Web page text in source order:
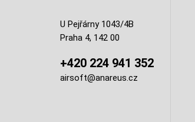
U Pejřárny 1043/4B
Praha 4, 142 00
+420 224 941 352
airsoft@anareus.cz